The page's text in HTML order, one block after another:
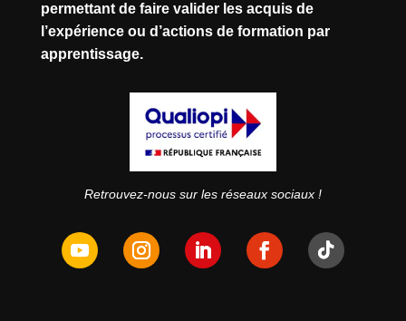
permettant de faire valider les acquis de
l’expérience ou d’actions de formation par
apprentissage.
Retrouvez-nous sur les réseaux sociaux !